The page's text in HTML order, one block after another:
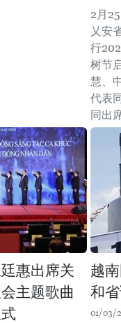
2月
乂安
行
树节
慧、
代表
同出
惠出席关
主题歌曲
越
和
01/03/